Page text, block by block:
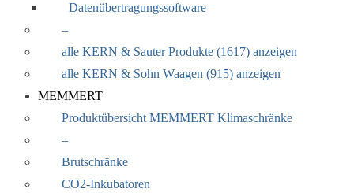
Datenübertragungssoftware
–
alle KERN & Sauter Produkte (1617) anzeigen
alle KERN & Sohn Waagen (915) anzeigen
MEMMERT
Produktübersicht MEMMERT Klimaschränke
–
Brutschränke
CO2-Inkubatoren